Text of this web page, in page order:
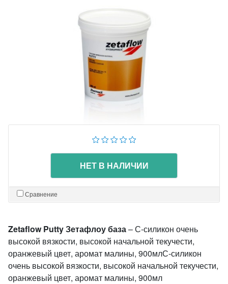
НЕТ В НАЛИЧИИ
Сравнение
Zetaflow Putty Зетафлоу база– С-силикон очень
высокой вязкости, высокой начальной текучести,
оранжевый цвет, аромат малины, 900млС-силикон
очень высокой вязкости, высокой начальной текучести,
оранжевый цвет, аромат малины, 900мл